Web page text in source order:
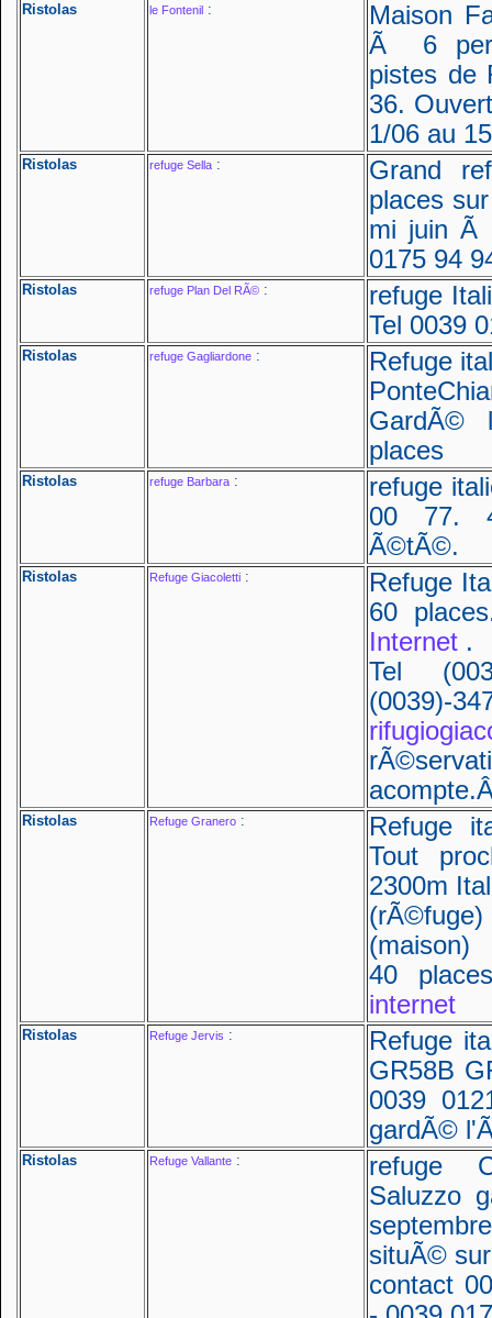
Ristolas le Fontenil :
Maison
Ã 6
pistes de
36.
1/06 au
Ristolas refuge Sella :
Grand
places
mi juin Ã
0175 94
Ristolas refuge Plan Del RÃ© :
refuge
Tel 0039
Ristolas refuge Gagliardone :
Refuge
places
Ristolas refuge Barbara :
refuge
00 77.
Ã©tÃ©.
Ristolas Refuge Giacoletti :
Refuge
60
Internet .
Tel
(0039)-
Ristolas Refuge Granero :
Refuge
Tout
2300m
(maison)
40
internet
Ristolas Refuge Jervis :
Refuge
GR58B
0039
gardÃ©
Ristolas Refuge Vallante :
refuge
Saluzzo
situÃ©
contact